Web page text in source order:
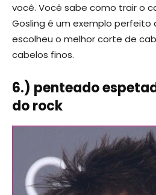
você. Você sabe como trair o
Gosling é um exemplo perfeito
escolheu o melhor corte de
cabelos finos.
6.) penteado
do rock